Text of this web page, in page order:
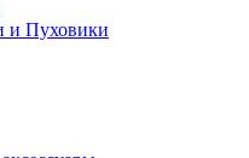
и Пуховики